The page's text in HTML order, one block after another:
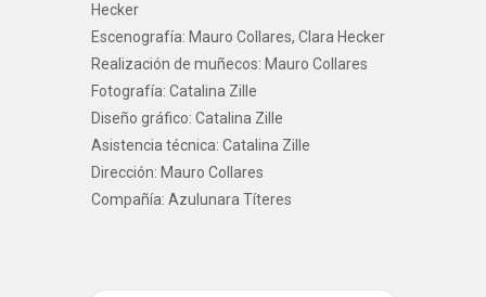
Hecker
Escenografía: Mauro Collares, Clara Hecker
Realización de muñecos: Mauro Collares
Fotografía: Catalina Zille
Diseño gráfico: Catalina Zille
Asistencia técnica: Catalina Zille
Dirección: Mauro Collares
Compañía: Azulunara Títeres